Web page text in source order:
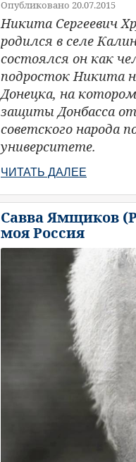
Опубликовано 20.07.2015
​Никита Сергеевич
родился в селе
состоялся он как
подросток Никита
Донецка, на
защиты Донбасса от
советского народа
университете.
ЧИТАТЬ ДАЛЕЕ
Савва Ямщиков
моя Россия